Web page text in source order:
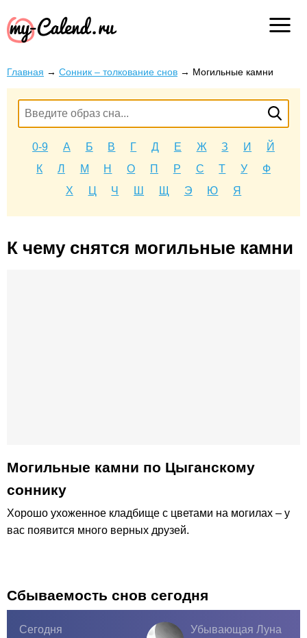
Главная → Сонник – толкование снов → Могильные камни
0-9 А Б В Г Д Е Ж З И
Й
К
Л М Н О П Р С Т У
Ф
Х
Ц Ч Ш Щ Э Ю Я
К чему снятся могильные камни
Могильные камни по Цыганскому
соннику
Хорошо ухоженное кладбище с цветами на могилах – у
вас появится много верных друзей.
Сбываемость снов сегодня
Сегодня
Убывающая Луна